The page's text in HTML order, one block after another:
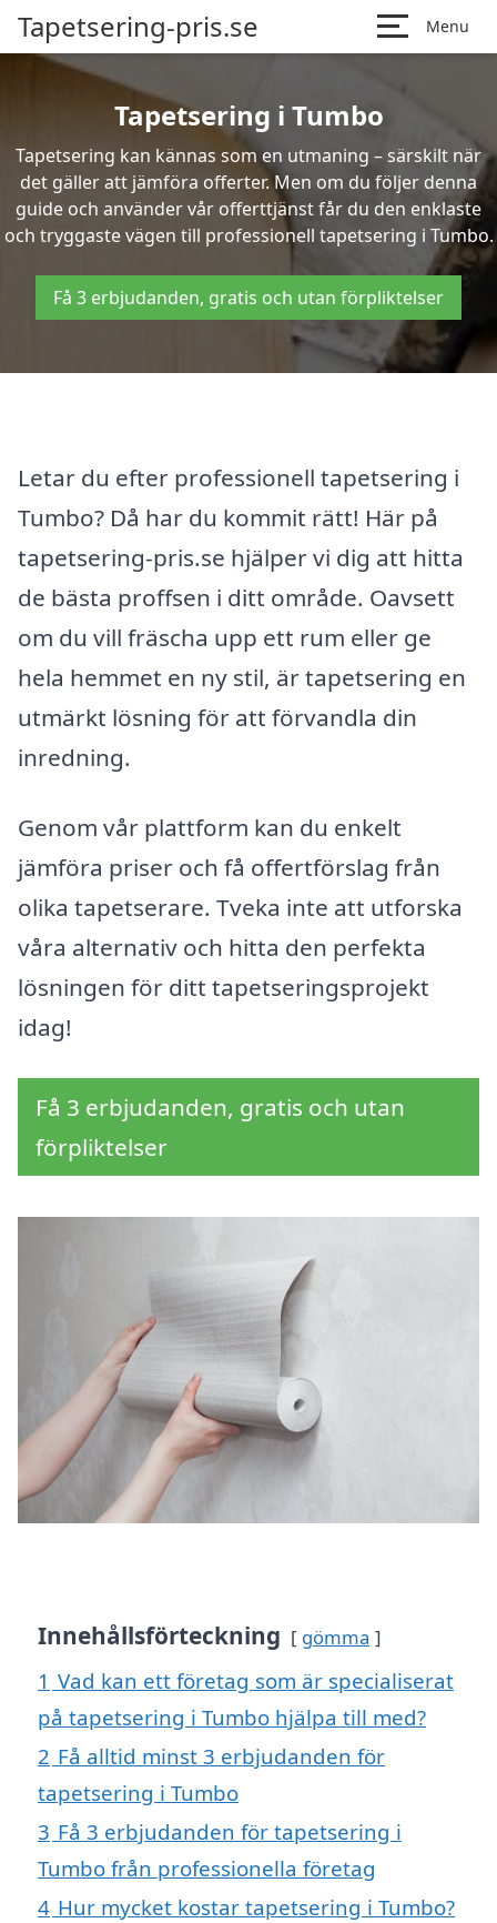
Tapetsering-pris.se Menu
Tapetsering i Tumbo
Tapetsering kan kännas som en utmaning – särskilt när
det gäller att jämföra offerter. Men om du följer denna
guide och använder vår offerttjänst får du den enklaste
och tryggaste vägen till professionell tapetsering i Tumbo.
Få 3 erbjudanden, gratis och utan förpliktelser
Letar du efter professionell tapetsering i
Tumbo? Då har du kommit rätt! Här på
tapetsering-pris.se hjälper vi dig att hitta
de bästa proffsen i ditt område. Oavsett
om du vill fräscha upp ett rum eller ge
hela hemmet en ny stil, är tapetsering en
utmärkt lösning för att förvandla din
inredning.
Genom vår plattform kan du enkelt
jämföra priser och få offertförslag från
olika tapetserare. Tveka inte att utforska
våra alternativ och hitta den perfekta
lösningen för ditt tapetseringsprojekt
idag!
Få 3 erbjudanden, gratis och utan
förpliktelser
Innehållsförteckning gömma
1 Vad kan ett företag som är specialiserat
på tapetsering i Tumbo hjälpa till med?
2 Få alltid minst 3 erbjudanden för
tapetsering i Tumbo
3 Få 3 erbjudanden för tapetsering i
Tumbo från professionella företag
4 Hur mycket kostar tapetsering i Tumbo?